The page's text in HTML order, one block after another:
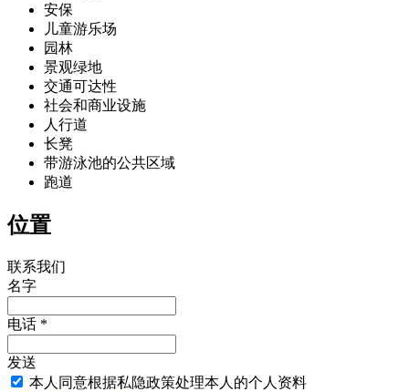
安保
儿童游乐场
园林
景观绿地
交通可达性
社会和商业设施
人行道
长凳
带游泳池的公共区域
跑道
位置
联系我们
名字
电话 *
发送
本人同意根据私隐政策处理本人的个人资料